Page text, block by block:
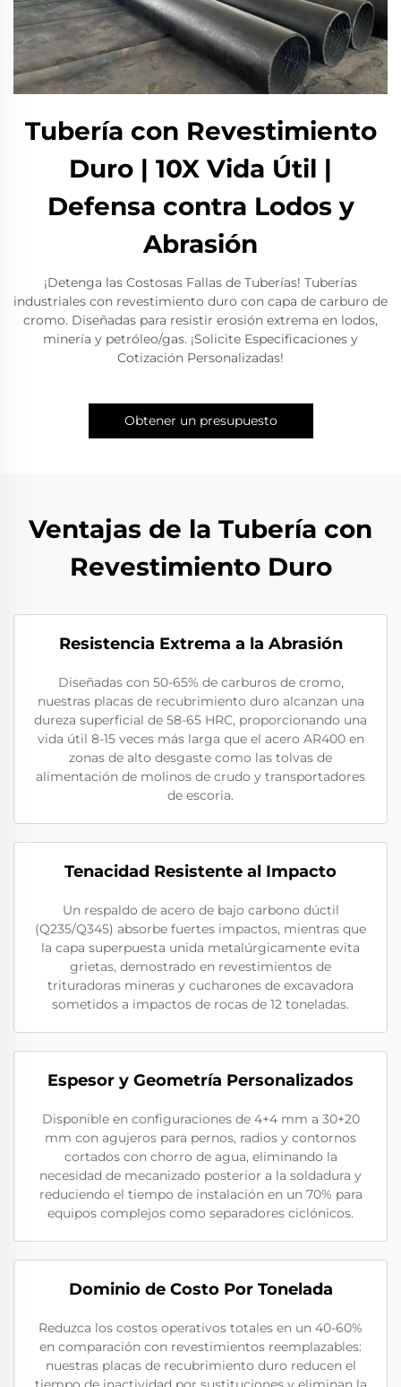
Tubería con Revestimiento
Duro | 10X Vida Útil |
Defensa contra Lodos y
Abrasión
¡Detenga las Costosas Fallas de Tuberías! Tuberías
industriales con revestimiento duro con capa de carburo de
cromo. Diseñadas para resistir erosión extrema en lodos,
minería y petróleo/gas. ¡Solicite Especificaciones y
Cotización Personalizadas!
Obtener un presupuesto
Ventajas de la Tubería con
Revestimiento Duro
Resistencia Extrema a la Abrasión
Diseñadas con 50-65% de carburos de cromo,
nuestras placas de recubrimiento duro alcanzan una
dureza superficial de 58-65 HRC, proporcionando una
vida útil 8-15 veces más larga que el acero AR400 en
zonas de alto desgaste como las tolvas de
alimentación de molinos de crudo y transportadores
de escoria.
Tenacidad Resistente al Impacto
Un respaldo de acero de bajo carbono dúctil
(Q235/Q345) absorbe fuertes impactos, mientras que
la capa superpuesta unida metalúrgicamente evita
grietas, demostrado en revestimientos de
trituradoras mineras y cucharones de excavadora
sometidos a impactos de rocas de 12 toneladas.
Espesor y Geometría Personalizados
Disponible en configuraciones de 4+4 mm a 30+20
mm con agujeros para pernos, radios y contornos
cortados con chorro de agua, eliminando la
necesidad de mecanizado posterior a la soldadura y
reduciendo el tiempo de instalación en un 70% para
equipos complejos como separadores ciclónicos.
Dominio de Costo Por Tonelada
Reduzca los costos operativos totales en un 40-60%
en comparación con revestimientos reemplazables:
nuestras placas de recubrimiento duro reducen el